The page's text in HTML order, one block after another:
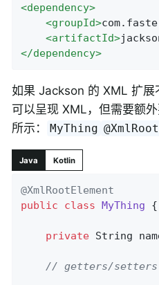
<dependency>
<groupId>
<artifactId>
</dependency>
如果 Jackson 的 XML 扩展
可以呈现 XML，但需要额
所示：
MyThing
Java Kotlin
@XmlRootElement
public
class MyThing {
private String
// getters/